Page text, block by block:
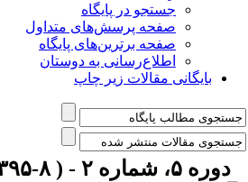
جستجو در پایگاه
صفحه پرسش‌های متداول
صفحه برترین‌های پایگاه
اطلاع‌رسانی به دوستان
بایگانی مقالات زیر چاپ
دوره ۵، شماره ۲ - ( ۸-۱۳۹۵ )